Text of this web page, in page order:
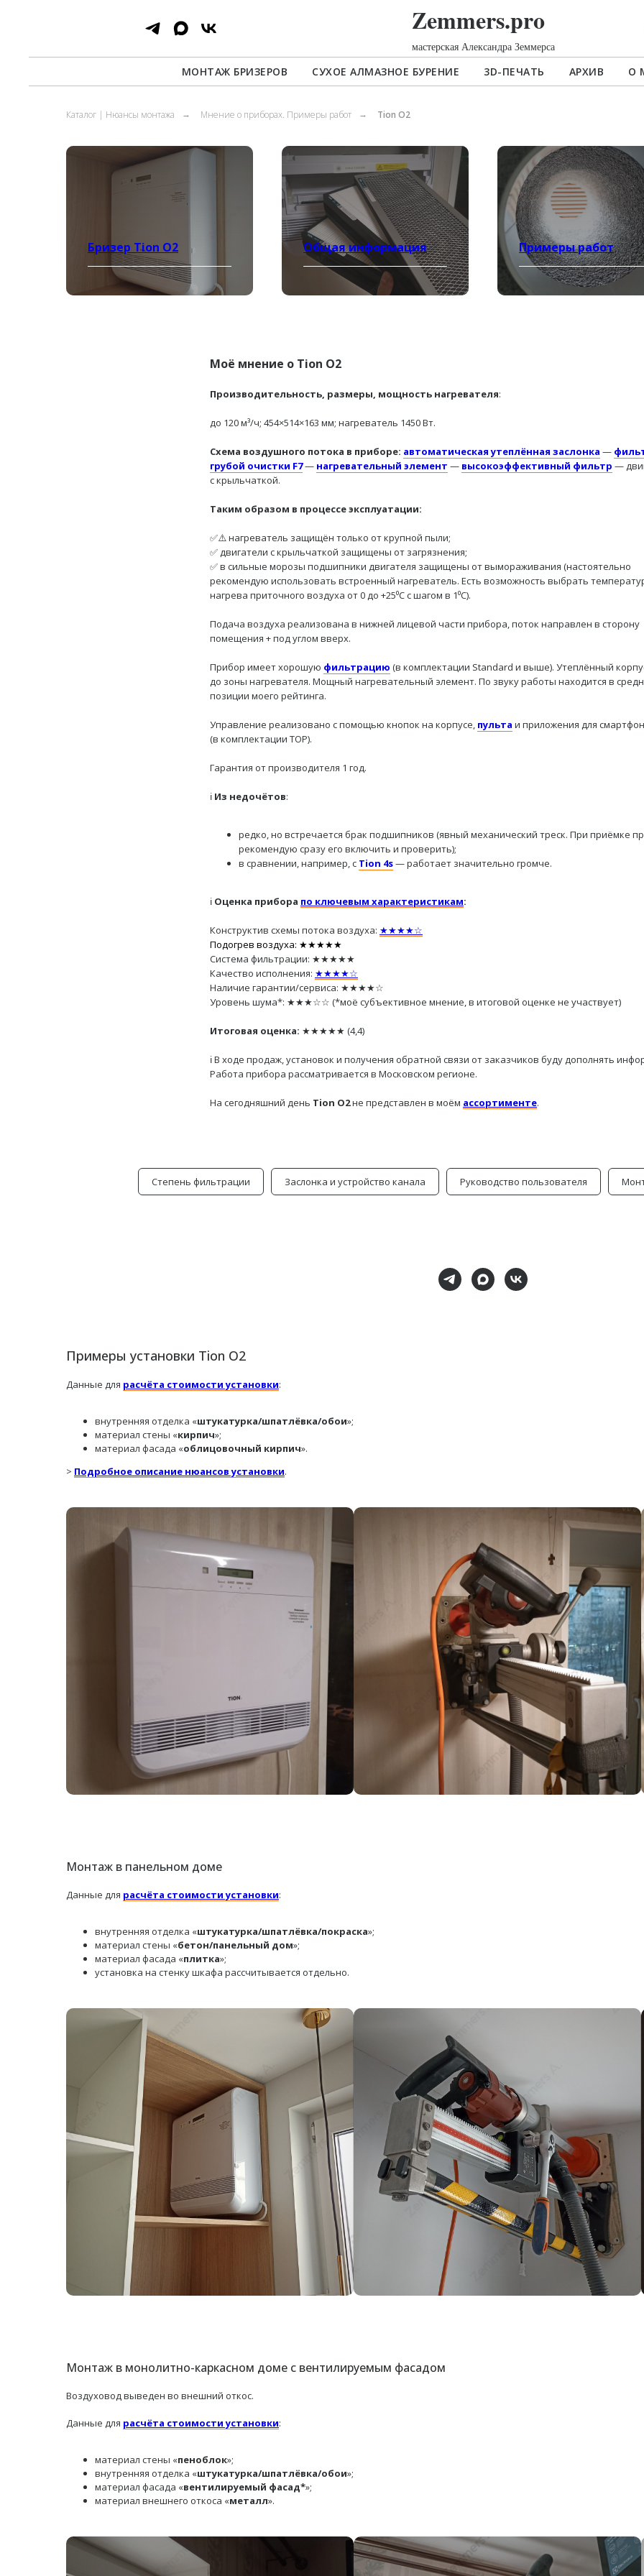
Zemmers.pro
мастерская Александра Земмерса
МОНТАЖ БРИЗЕРОВ СУХОЕ АЛМАЗНОЕ БУРЕНИЕ 3D-ПЕЧАТЬ АРХИВ О
Каталог | Нюансы монтажа → Мнение о приборах. Примеры работ → Tion O2
Бризер Tion O2 Общая информация Примеры работ
Моё мнение о Tion O2
Производительность, размеры, мощность нагревателя:
до 120 м³/ч; 454×514×163 мм; нагреватель 1450 Вт.
Схема воздушного потока в приборе: автоматическая утеплённая заслонка —
грубой очистки F7— нагревательный элемент — высокоэффективный фильтр —
с крыльчаткой.
Таким образом в процессе эксплуатации:
✅⚠️ нагреватель защищён только от крупной пыли;
✅ двигатели с крыльчаткой защищены от загрязнения;
✅ в сильные морозы подшипники двигателя защищены от вымораживания (настоятельно
рекомендую использовать встроенный нагреватель. Есть возможность выбрать
нагрева приточного воздуха от 0 до +25⁰C с шагом в 1⁰С).
Подача воздуха реализована в нижней лицевой части прибора, поток направлен в сторону
помещения + под углом вверх.
Прибор имеет хорошую фильтрацию (в комплектации Standard и выше). Утеплённый
до зоны нагревателя. Мощный нагревательный элемент. По звуку работы находится в
позиции моего рейтинга.
Управление реализовано с помощью кнопок на корпусе, пульта и приложения для
(в комплектации TOP).
Гарантия от производителя 1 год.
ℹ️ Из недочётов:
редко, но встречается брак подшипников (явный механический треск. При приёмке
рекомендую сразу его включить и проверить);
в сравнении, например, с Tion 4s— работает значительно громче.
ℹ️ Оценка прибора по ключевым характеристикам:
Конструктив схемы потока воздуха: ★★★★☆
Подогрев воздуха: ★★★★★
Система фильтрации: ★★★★★
Качество исполнения: ★★★★☆
Наличие гарантии/сервиса: ★★★★☆
Уровень шума*: ★★★☆☆ (*моё субъективное мнение, в итоговой оценке не участвует)
Итоговая оценка: ★★★★★ (4,4)
ℹ️ В ходе продаж, установок и получения обратной связи от заказчиков буду дополнять
Работа прибора рассматривается в Московском регионе.
На сегодняшний день Tion O2не представлен в моём ассортименте.
Степень фильтрации Заслонка и устройство канала Руководство пользователя
Примеры установки Tion O2
Данные для расчёта стоимости установки:
внутренняя отделка «штукатурка/шпатлёвка/обои»;
материал стены «кирпич»;
материал фасада «облицовочный кирпич».
> Подробное описание нюансов установки.
Монтаж в панельном доме
Данные для расчёта стоимости установки:
внутренняя отделка «штукатурка/шпатлёвка/покраска»;
материал стены «бетон/панельный дом»;
материал фасада «плитка»;
установка на стенку шкафа рассчитывается отдельно.
Монтаж в монолитно-каркасном доме с вентилируемым фасадом
Воздуховод выведен во внешний откос.
Данные для расчёта стоимости установки:
материал стены «пеноблок»;
внутренняя отделка «штукатурка/шпатлёвка/обои»;
материал фасада «вентилируемый фасад*»;
материал внешнего откоса «металл».